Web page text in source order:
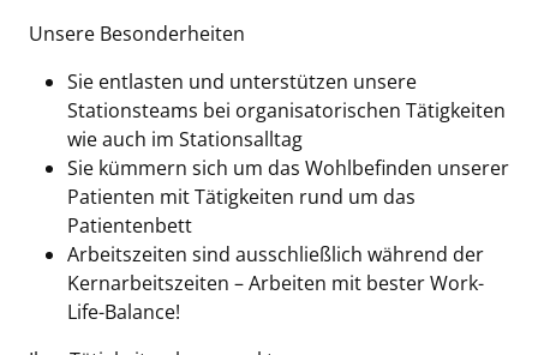
Unsere Besonderheiten
Sie entlasten und unterstützen unsere
Stationsteams bei organisatorischen Tätigkeiten
wie auch im Stationsalltag
Sie kümmern sich um das Wohlbefinden unserer
Patienten mit Tätigkeiten rund um das
Patientenbett
Arbeitszeiten sind ausschließlich während der
Kernarbeitszeiten – Arbeiten mit bester Work-
Life-Balance!